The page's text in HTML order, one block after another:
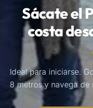
Sácate el
costa
Ideal para iniciarse.
8 metros y navega de